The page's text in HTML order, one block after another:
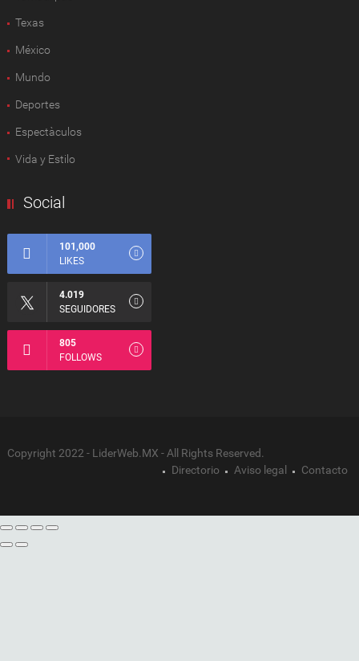
Texas
México
Mundo
Deportes
Espectàculos
Vida y Estilo
Social
101,000
LIKES
4.019
SEGUIDORES
805
FOLLOWS
Copyright 2022 - LiderWeb.MX - All Rights Reserved.
Directorio
Aviso legal Contacto